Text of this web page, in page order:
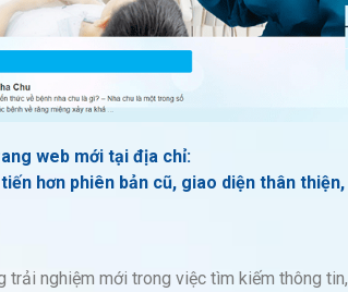
web mới tại địa chỉ:
hơn phiên bản cũ, giao diện thân thiện,
trải nghiệm mới trong việc tìm kiếm thông tin,